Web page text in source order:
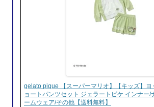
gelato pique 【スーパーマリオ】【キッズ】ヨ
ョートパンツセット ジェラートピケ インナー/
ームウェア/その他【送料無料】